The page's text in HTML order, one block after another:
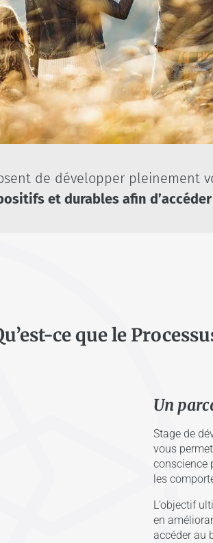
de développer pleinement
et durablesafin
ce que le
Un
Stage de
vous
conscience
les
L’objectif
en
accéder au